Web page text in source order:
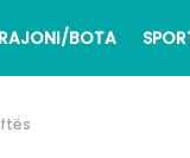
RAJONI/BOTA